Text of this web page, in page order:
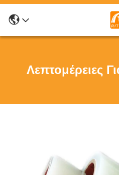
Λεπτομέρειες